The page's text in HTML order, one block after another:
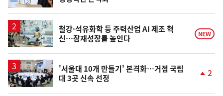
일
철강·석유화학 등 주력산업 AI 제조 혁
신…잠재성장률 높인다
NEW
'서울대 10개 만들기' 본격화…거점 국립
대 3곳 신속 선정
2